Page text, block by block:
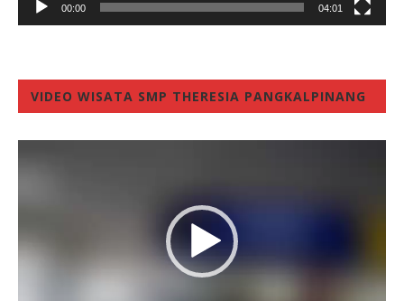
00:00 04:01
VIDEO WISATA SMP THERESIA PANGKALPINANG